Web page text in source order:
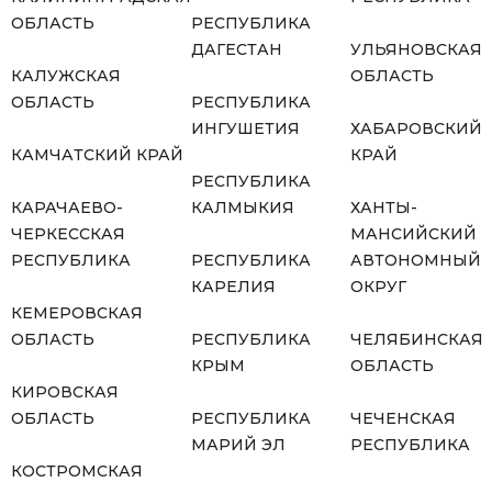
ОБЛАСТЬ
КАЛУЖСКАЯ
ОБЛАСТЬ
КАМЧАТСКИЙ КРАЙ
КАРАЧАЕВО-
ЧЕРКЕССКАЯ
РЕСПУБЛИКА
КЕМЕРОВСКАЯ
ОБЛАСТЬ
КИРОВСКАЯ
ОБЛАСТЬ
КОСТРОМСКАЯ
РЕСПУБЛИКА
ДАГЕСТАН
РЕСПУБЛИКА
ИНГУШЕТИЯ
РЕСПУБЛИКА
КАЛМЫКИЯ
РЕСПУБЛИКА
КАРЕЛИЯ
РЕСПУБЛИКА
КРЫМ
РЕСПУБЛИКА
МАРИЙ ЭЛ
УЛЬЯНОВСКАЯ
ОБЛАСТЬ
ХАБАРОВСКИЙ
КРАЙ
ХАНТЫ-
МАНСИЙСКИЙ
АВТОНОМНЫЙ
ОКРУГ
ЧЕЛЯБИНСКАЯ
ОБЛАСТЬ
ЧЕЧЕНСКАЯ
РЕСПУБЛИКА